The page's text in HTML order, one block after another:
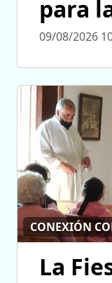
para
09/08/2026
CONEXIÓN
La